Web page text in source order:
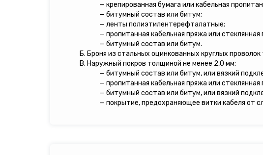
— крепированная бумага или кабельная
— битумный состав или битум;
— ленты полиэтилентерефталатные;
— пропитанная кабельная пряжа или
— битумный состав или битум.
Б. Броня из стальных оцинкованных круглых
В. Наружный покров толщиной не менее 2,0 мм:
— битумный состав или битум, или вязкий
— пропитанная кабельная пряжа или
— битумный состав или битум, или вязкий
— покрытие, предохраняющее витки кабеля от